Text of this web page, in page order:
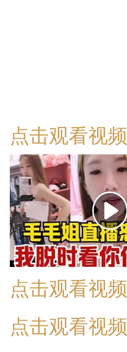
点击观看视
点击观看视
点击观看视